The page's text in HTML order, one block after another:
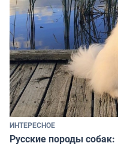
ИНТЕРЕСНОЕ
Русские породы